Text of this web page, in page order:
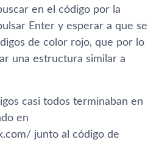
en el código por la
Enter y esperar a que se
de color rojo, que por lo
una estructura similar a
casi todos terminaban en
en
junto al código de